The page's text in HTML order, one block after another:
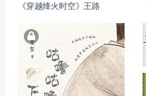
《穿越烽火时空》王路